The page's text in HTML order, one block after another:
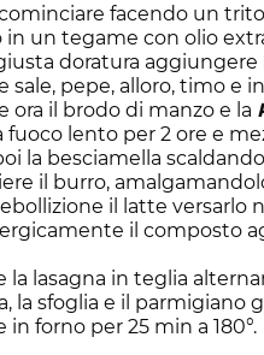
facendo un
in un tegame con olio
doratura aggiungere
sale, pepe, alloro, timo e
ora il brodo di manzo e la
fuoco lento per 2 ore e
la besciamella
il burro,
il latte versarlo
il composto
la lasagna in teglia
la sfoglia e il parmigiano
in forno per 25 min a 180°.